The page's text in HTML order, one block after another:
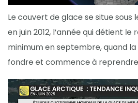
Le couvert de glace se situe sous
en juin 2012, l’année qui détient le
minimum en septembre, quand
fondre et commence à